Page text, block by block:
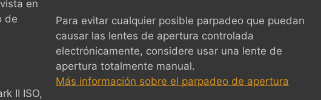
en
de
II ISO,
Para evitar cualquier posible parpadeo que puedan
causar las lentes de apertura controlada
electrónicamente, considere usar una lente de
apertura totalmente manual.
Más información sobre el parpadeo de apertura